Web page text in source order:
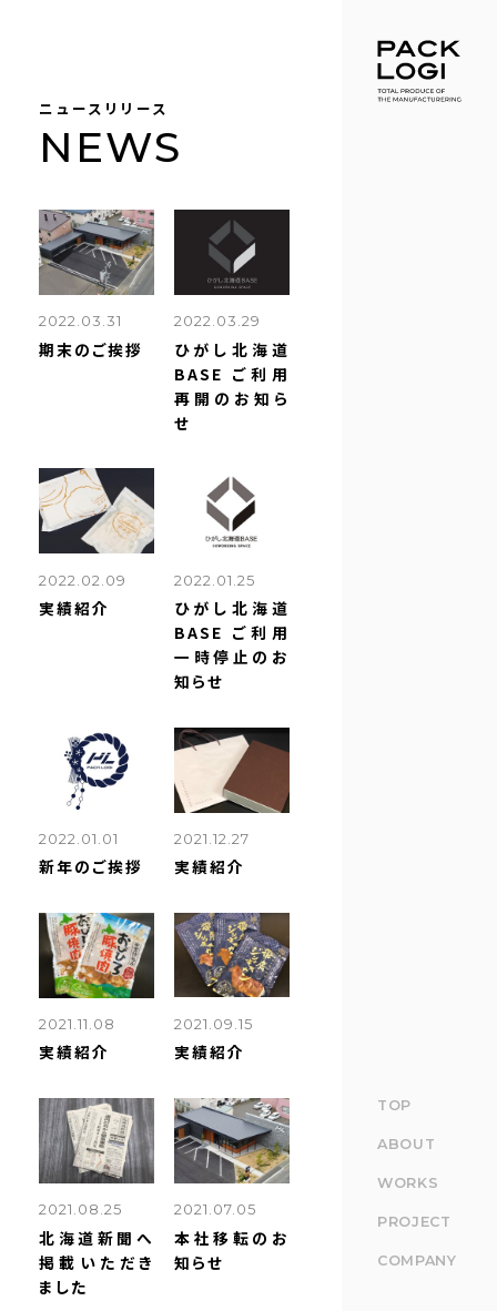
TOP
ABOUT
WORKS
PROJECT
COMPANY
ニュースリリース
NEWS
2022.03.31
期末のご挨拶
2022.03.29
ひがし北海道
BASE ご利用
再開のお知ら
せ
2022.02.09
実績紹介
2022.01.25
ひがし北海道
BASE ご利用
一時停止のお
知らせ
2022.01.01
新年のご挨拶
2021.12.27
実績紹介
2021.11.08
実績紹介
2021.09.15
実績紹介
2021.08.25
北海道新聞へ
掲載いただき
ました
2021.07.05
本社移転のお
知らせ